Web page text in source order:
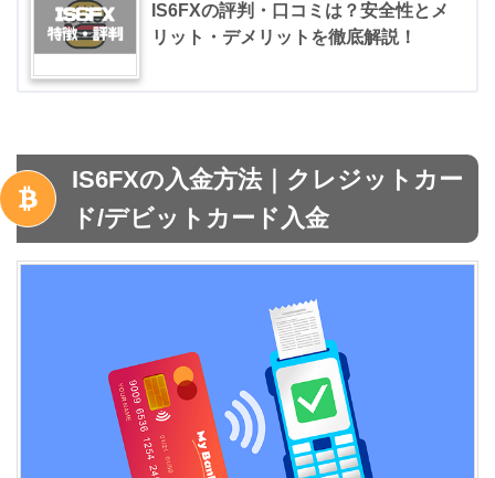
IS6FXの評判・口コミは？安全性とメ
リット・デメリットを徹底解説！
IS6FXの入金方法｜クレジットカー
ド/デビットカード入金